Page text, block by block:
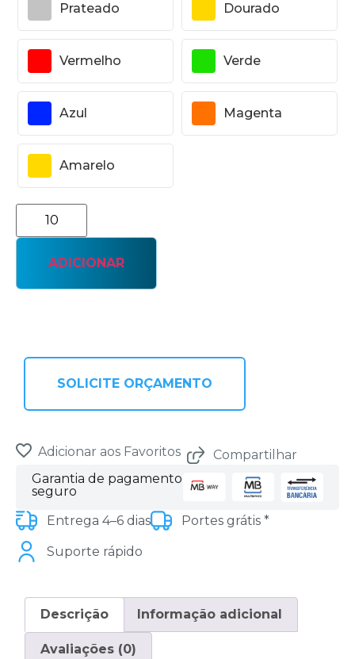
Prateado Dourado
Vermelho Verde
Azul Magenta
Amarelo
ADICIONAR
SOLICITE ORÇAMENTO
Adicionar aos Favoritos
Compartilhar
Garantia de pagamento
seguro
Entrega 4–6 dias
Portes grátis *
Suporte rápido
Descrição Informação adicional
Avaliações (0)